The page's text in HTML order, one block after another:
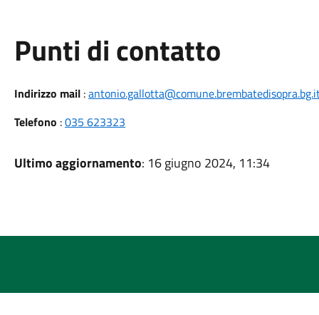
Punti di contatto
Indirizzo mail:
Telefono :035 623323
Ultimo aggiornamento: 16 giugno 2024, 11:34